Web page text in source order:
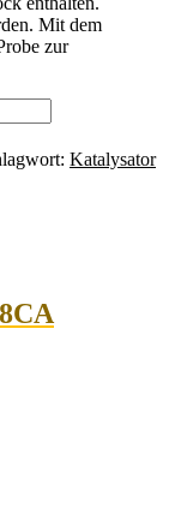
Mit dem
zur
Katalysator